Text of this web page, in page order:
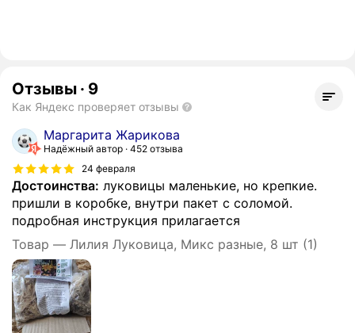
Отзывы · 9
Как Яндекс проверяет отзывы
Маргарита Жарикова
Надёжный автор 452 отзыва
24 февраля
Достоинства: луковицы маленькие, но крепкие.
пришли в коробке, внутри пакет с соломой.
подробная инструкция прилагается
Товар — Лилия Луковица, Микс разные, 8 шт (1)